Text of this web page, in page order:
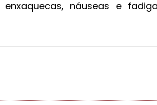
náuseas e fadiga